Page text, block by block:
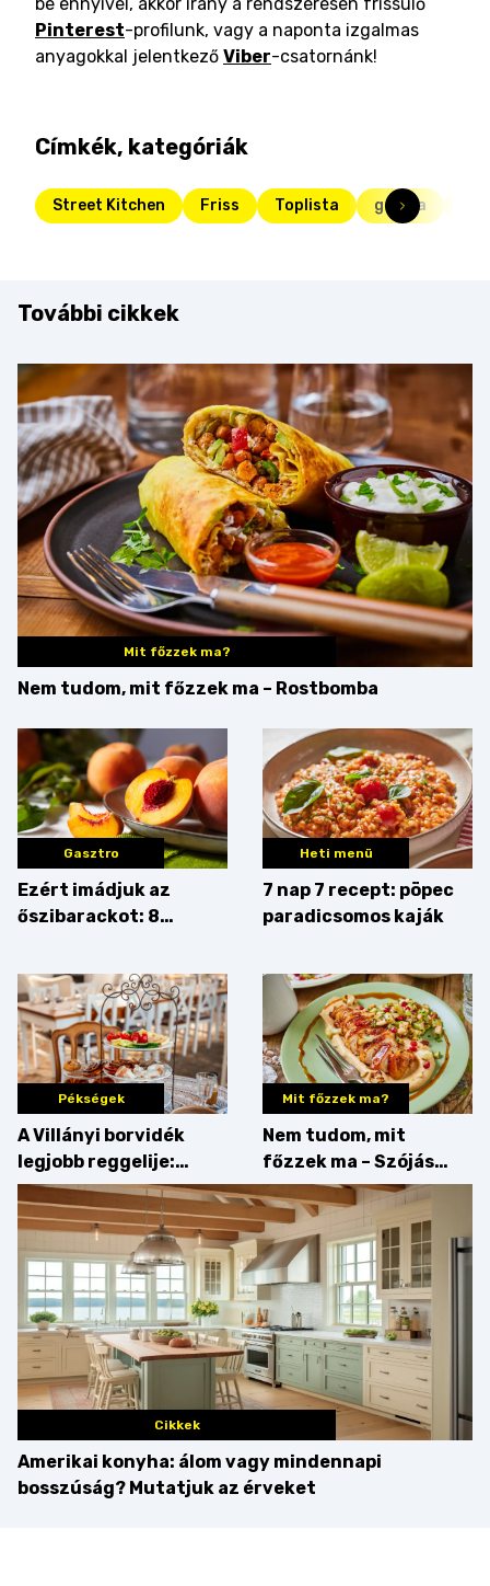
Pinterest-profilunk, vagy a naponta izgalmas
anyagokkal jelentkező Viber-csatornánk!
Címkék, kategóriák
Street Kitchen Friss Toplista gomba
További cikkek
Mit főzzek ma?
Nem tudom, mit főzzek ma – Rostbomba
Gasztro
Ezért imádjuk az
őszibarackot: 8
augusztusban
feltankolj belőle
Heti menü
7 nap 7 recept: pöpec
paradicsomos kaják
Pékségek
A Villányi borvidék
legjobb reggelije:
kovászos kenyér és
gourmet pékáruk
Palkonyán
Mit főzzek ma?
Nem tudom, mit
főzzek ma – Szójás
sztori
Cikkek
Amerikai konyha: álom vagy mindennapi
bosszúság? Mutatjuk az érveket